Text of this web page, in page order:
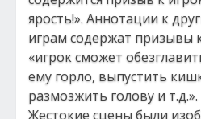
ярость!». Аннотации к
играм содержат призывы
«игрок сможет
ему горло, выпустить
размозжить голову и т.д.».
Жестокие сцены были